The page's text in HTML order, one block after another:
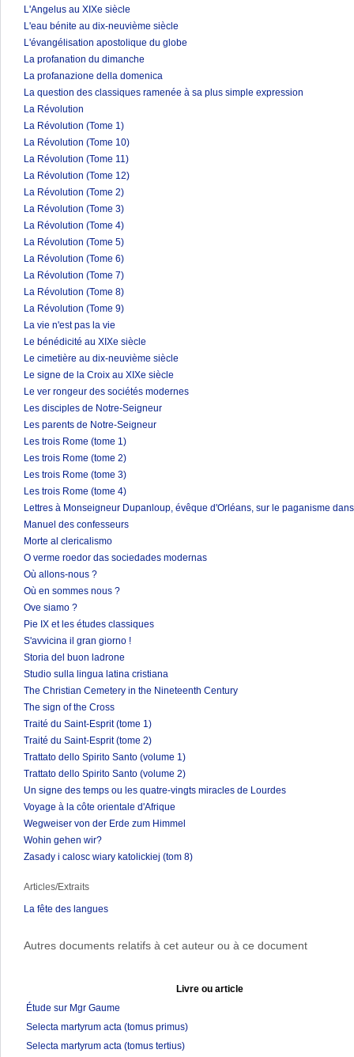
L'Angelus au XIXe siècle
L'eau bénite au dix-neuvième siècle
L'évangélisation apostolique du globe
La profanation du dimanche
La profanazione della domenica
La question des classiques ramenée à sa plus simple expression
La Révolution
La Révolution (Tome 1)
La Révolution (Tome 10)
La Révolution (Tome 11)
La Révolution (Tome 12)
La Révolution (Tome 2)
La Révolution (Tome 3)
La Révolution (Tome 4)
La Révolution (Tome 5)
La Révolution (Tome 6)
La Révolution (Tome 7)
La Révolution (Tome 8)
La Révolution (Tome 9)
La vie n'est pas la vie
Le bénédicité au XIXe siècle
Le cimetière au dix-neuvième siècle
Le signe de la Croix au XIXe siècle
Le ver rongeur des sociétés modernes
Les disciples de Notre-Seigneur
Les parents de Notre-Seigneur
Les trois Rome (tome 1)
Les trois Rome (tome 2)
Les trois Rome (tome 3)
Les trois Rome (tome 4)
Lettres à Monseigneur Dupanloup, évêque d'Orléans, sur le paganisme
Manuel des confesseurs
Morte al clericalismo
O verme roedor das sociedades modernas
Où allons-nous ?
Où en sommes nous ?
Ove siamo ?
Pie IX et les études classiques
S'avvicina il gran giorno !
Storia del buon ladrone
Studio sulla lingua latina cristiana
The Christian Cemetery in the Nineteenth Century
The sign of the Cross
Traité du Saint-Esprit (tome 1)
Traité du Saint-Esprit (tome 2)
Trattato dello Spirito Santo (volume 1)
Trattato dello Spirito Santo (volume 2)
Un signe des temps ou les quatre-vingts miracles de Lourdes
Voyage à la côte orientale d'Afrique
Wegweiser von der Erde zum Himmel
Wohin gehen wir?
Zasady i calosc wiary katolickiej (tom 8)
Articles/Extraits
La fête des langues
Autres documents relatifs à cet auteur ou à ce document
Livre ou article
Étude sur Mgr Gaume
Selecta martyrum acta (tomus primus)
Selecta martyrum acta (tomus tertius)